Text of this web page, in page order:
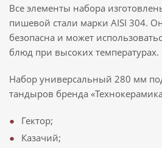
Все элементы набора
пишевой стали марки AISI 304.
безопасна и может
блюд при высоких температурах.
Набор универсальный 280 мм
тандыров бренда
Гектор;
Казачий;